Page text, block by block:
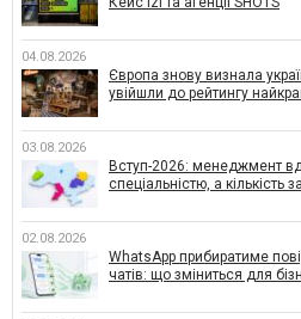
04.08.2026
Європа знову визнала
увійшли до рейтингу
03.08.2026
Вступ-2026: менеджмент
спеціальністю, а кількість
02.08.2026
WhatsApp прибиратиме
чатів: що зміниться для